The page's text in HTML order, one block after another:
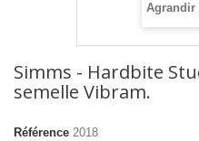
Agrandir
Simms - Hardbite
semelle Vibram.
Référence 2018